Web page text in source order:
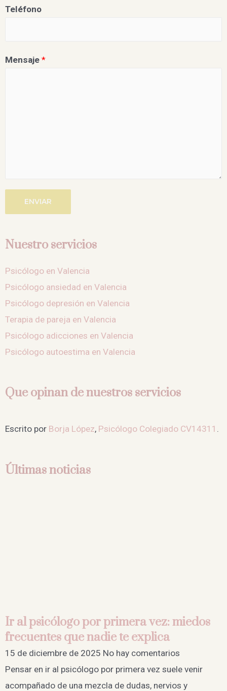
Teléfono
Mensaje *
ENVIAR
Nuestro servicios
Psicólogo en Valencia
Psicólogo ansiedad en Valencia
Psicólogo depresión en Valencia
Terapia de pareja en Valencia
Psicólogo adicciones en Valencia
Psicólogo autoestima en Valencia
Que opinan de nuestros servicios
Escrito por Borja López, Psicólogo Colegiado CV14311 .
Últimas noticias
Ir al psicólogo por primera vez: miedos
frecuentes que nadie te explica
15 de diciembre de 2025 No hay comentarios
Pensar en ir al psicólogo por primera vez suele venir
acompañado de una mezcla de dudas, nervios y